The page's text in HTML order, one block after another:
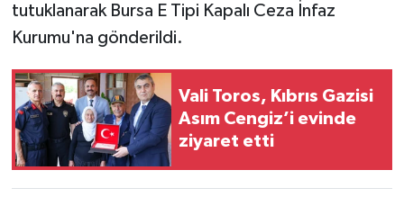
tutuklanarak Bursa E Tipi Kapalı Ceza İnfaz
Kurumu'na gönderildi.
Vali Toros, Kıbrıs Gazisi
Asım Cengiz’i evinde
ziyaret etti